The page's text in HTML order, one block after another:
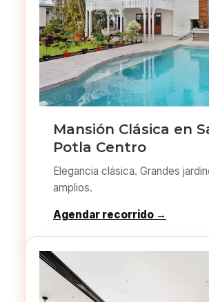
Mansión Clásica en
Potla Centro
Elegancia clásica. Grandes
amplios.
Agendar recorrido →